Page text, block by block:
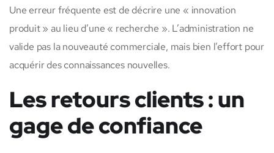
Une erreur fréquente est de décrire une « innovation
produit » au lieu d’une « recherche ». L’administration ne
valide pas la nouveauté commerciale, mais bien l’effort pour
acquérir des connaissances nouvelles.
Les retours clients : un
gage de confiance